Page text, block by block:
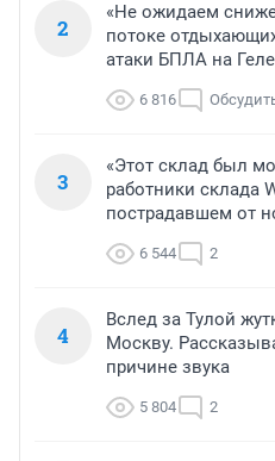
2
«Не ожидаем
потоке
атаки БПЛА на
6 816
3
«Этот склад был
работники склада
пострадавшем от
6 544 2
4
Вслед за Тулой
Москву.
причине звука
5 804 2